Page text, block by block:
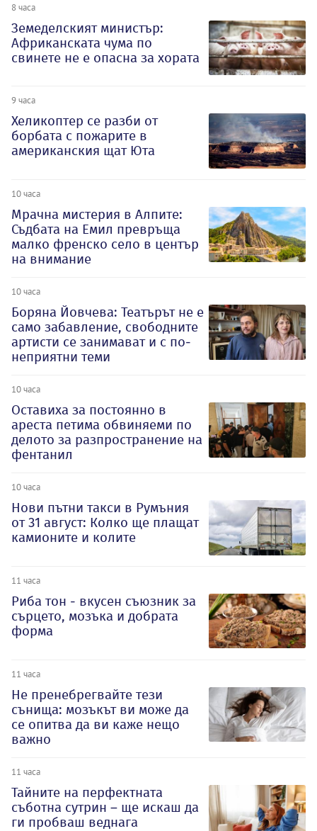
8 часа
Земеделският министър:
Африканската чума по
свинете не е опасна за хората
9 часа
Хеликоптер се разби от
борбата с пожарите в
американския щат Юта
10 часа
Мрачна мистерия в Алпите:
Съдбата на Емил превръща
малко френско село в център
на внимание
10 часа
Боряна Йовчева: Театърът не е
само забавление, свободните
артисти се занимават и с по-
неприятни теми
10 часа
Оставиха за постоянно в
ареста петима обвиняеми по
делото за разпространение на
фентанил
10 часа
Нови пътни такси в Румъния
от 31 август: Колко ще плащат
камионите и колите
11 часа
Риба тон - вкусен съюзник за
сърцето, мозъка и добрата
форма
11 часа
Не пренебрегвайте тези
сънища: мозъкът ви може да
се опитва да ви каже нещо
важно
11 часа
Тайните на перфектната
съботна сутрин – ще искаш да
ги пробваш веднага